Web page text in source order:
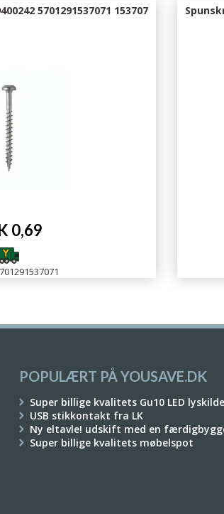
5701291537071 153707
0,69
POPULÆRT PÅ YOUSAVE.DK
Super billige kvalitets Gu10 LED
USB stikkontakt fra LK
Ny eltavle! udskift med en
Super billige kvalitets møbelspot